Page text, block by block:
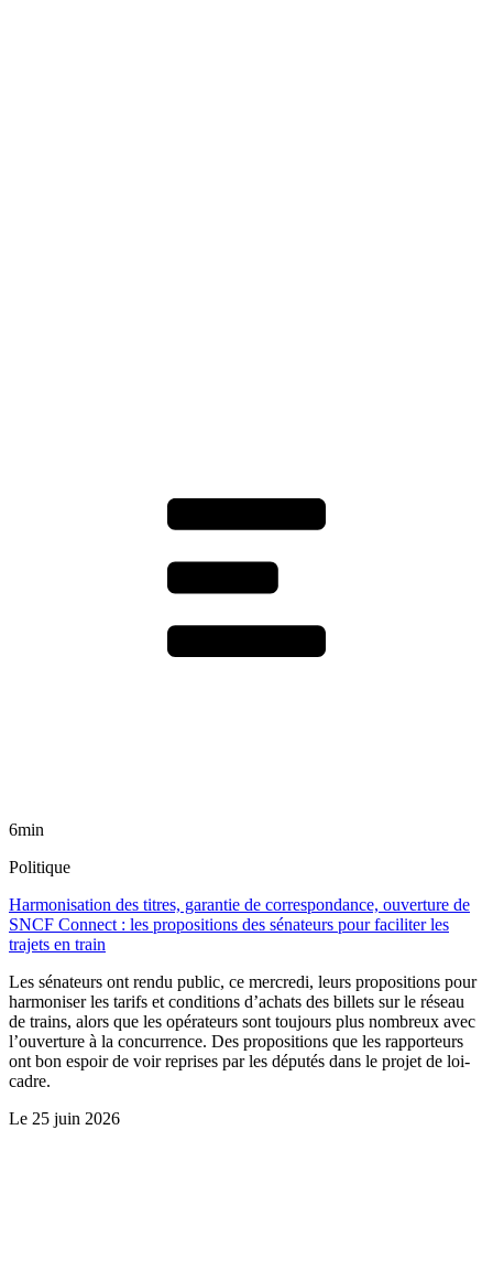
6min
Politique
Harmonisation des titres, garantie de correspondance, ouverture de
SNCF Connect : les propositions des sénateurs pour faciliter les
trajets en train
Les sénateurs ont rendu public, ce mercredi, leurs propositions pour
harmoniser les tarifs et conditions d’achats des billets sur le réseau
de trains, alors que les opérateurs sont toujours plus nombreux avec
l’ouverture à la concurrence. Des propositions que les rapporteurs
ont bon espoir de voir reprises par les députés dans le projet de loi-
cadre.
Le 25 juin 2026